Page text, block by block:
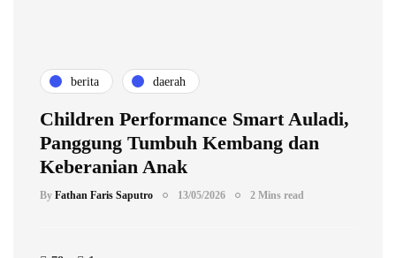
berita daerah
Children Performance Smart Auladi,
Panggung Tumbuh Kembang dan
Keberanian Anak
By Fathan Faris Saputro 13/05/2026 2 Mins read